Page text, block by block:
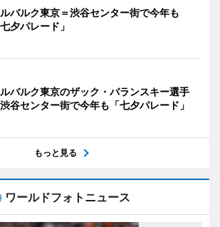
バルク東京＝渋谷センター街で今年も
七夕パレード」
バルク東京のザック・バランスキー選手
谷センター街で今年も「七夕パレード」
もっと見る
ワールドフォトニュース